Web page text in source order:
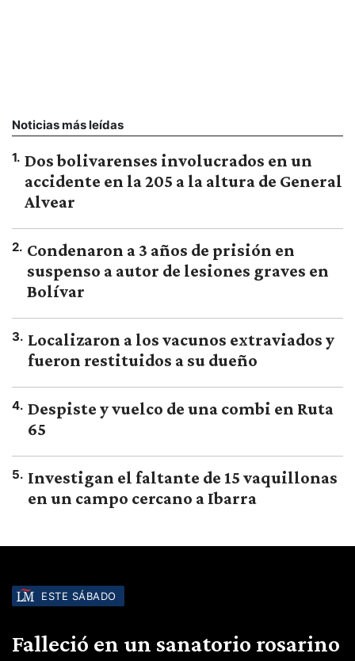
Noticias más leídas
1. Dos bolivarenses involucrados en un
accidente en la 205 a la altura de General
Alvear
2. Condenaron a 3 años de prisión en
suspenso a autor de lesiones graves en
Bolívar
3. Localizaron a los vacunos extraviados y
fueron restituidos a su dueño
4. Despiste y vuelco de una combi en Ruta
65
5. Investigan el faltante de 15 vaquillonas
en un campo cercano a Ibarra
ESTE SÁBADO
Falleció en un sanatorio rosarino